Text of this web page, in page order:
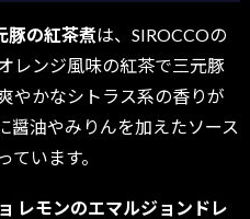
豚の紅茶煮は、SIROCCOの
レンジ風味の紅茶で三元豚
やかなシトラス系の香りが
醤油やみりんを加えたソース
います。
レモンのエマルジョンドレ